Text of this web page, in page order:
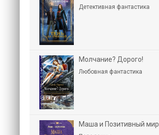
Детективная фантастика
Молчание? Дорого!
Любовная фантастика
Маша и Позитивный мир